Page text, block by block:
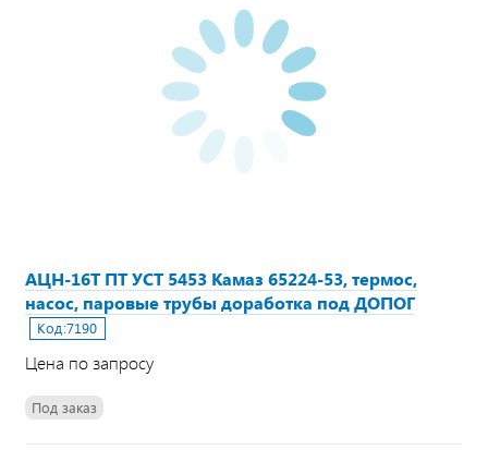
АЦН-16Т ПТ УСТ 5453 Камаз 65224-53, термос,
насос, паровые трубы доработка под ДОПОГ
Код:7190
Цена по запросу
Под заказ